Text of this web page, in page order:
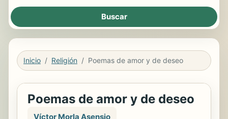
Inicio Religión Poemas de amor y de deseo
Poemas de amor y de deseo
Víctor Morla Asensio